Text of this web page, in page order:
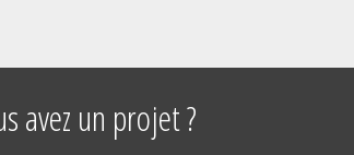
avez un projet ?